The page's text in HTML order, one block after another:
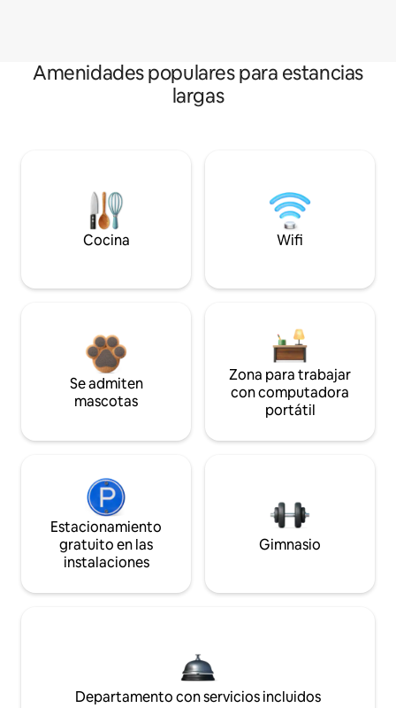
Amenidades populares para estancias
largas
Cocina Wifi
Se admiten
mascotas
Zona para trabajar
con computadora
portátil
Estacionamiento
gratuito en las
instalaciones
Gimnasio
Departamento con servicios incluidos